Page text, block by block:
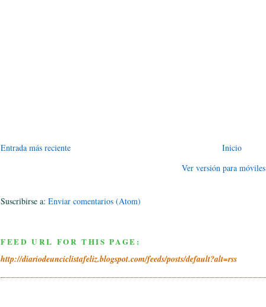
Entrada más reciente
Inicio
Ver versión para móviles
Suscribirse a: Enviar comentarios (Atom)
FEED URL FOR THIS PAGE:
http://diariodeunciclistafeliz.blogspot.com/feeds/posts/default?alt=rss